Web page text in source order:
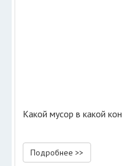
Какой мусор в какой
Подробнее >>